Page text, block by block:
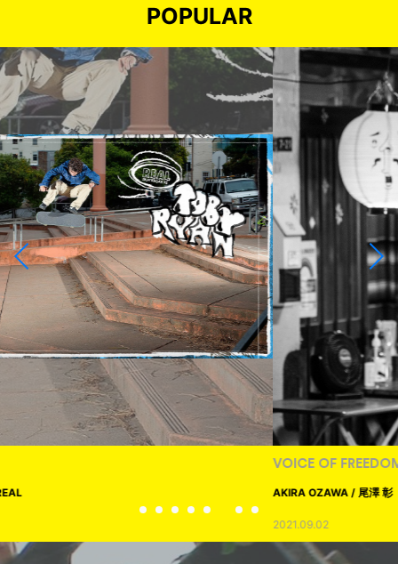
POPULAR
AKIRA OZAWA / 尾澤 彰